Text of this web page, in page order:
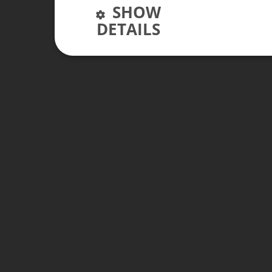
SHOW
DETAILS